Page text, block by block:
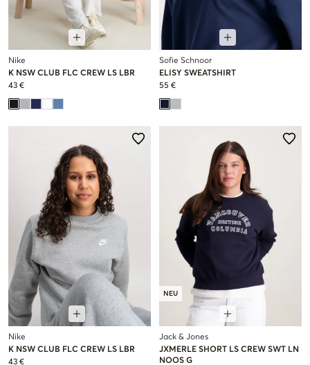
Nike
K NSW CLUB FLC CREW LS LBR
43 €
Sofie Schnoor
ELISY SWEATSHIRT
55 €
Nike
K NSW CLUB FLC CREW LS LBR
43 €
NEU
Jack & Jones
JXMERLE SHORT LS CREW SWT LN
NOOS G